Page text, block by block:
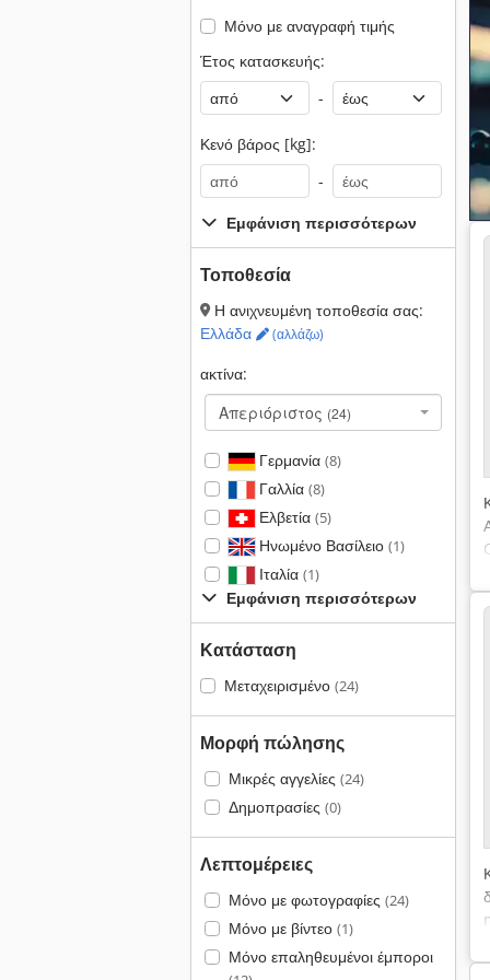
Μόνο με αναγραφή τιμής
Έτος κατασκευής:
-
Κενό βάρος [kg]:
-
Εμφάνιση περισσότερων
Τοποθεσία
Η ανιχνευμένη τοποθεσία σας:
Ελλάδα
(αλλάζω)
ακτίνα:
Απεριόριστος (24)
Γερμανία (8)
Γαλλία (8)
Ελβετία (5)
Ηνωμένο Βασίλειο (1)
Ιταλία (1)
Εμφάνιση περισσότερων
Κατάσταση
Μεταχειρισμένο (24)
Μορφή πώλησης
Μικρές αγγελίες (24)
Δημοπρασίες (0)
Λεπτομέρειες
Μόνο με φωτογραφίες (24)
Μόνο με βίντεο (1)
Μόνο επαληθευμένοι έμποροι